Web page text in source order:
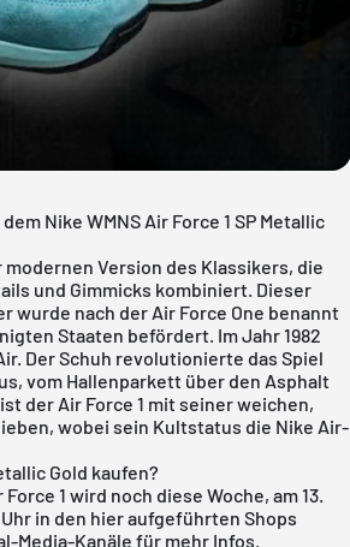
Nike WMNS Air Force 1 SP Metallic
modernen Version des Klassikers, die
und Gimmicks kombiniert. Dieser
nach der Air Force One benannt
Staaten befördert. Im Jahr 1982
Der Schuh revolutionierte das Spiel
vom Hallenparkett über den Asphalt
der Air Force 1 mit seiner weichen,
wobei sein Kultstatus die Nike Air-
Gold kaufen?
1 wird noch diese Woche, am 13.
in den hier aufgeführten Shops
Media-Kanäle für mehr Infos.